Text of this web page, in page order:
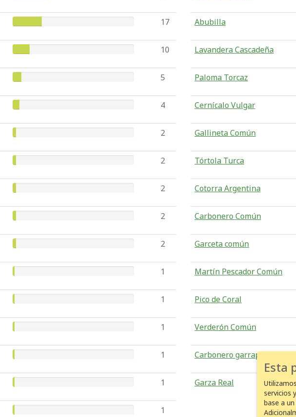
17
10
5
4
2
2
2
2
2
1
1
1
1
1
1
Abubilla
Lavandera Cascadeña
Paloma Torcaz
Cernícalo Vulgar
Gallineta Común
Tórtola Turca
Cotorra Argentina
Carbonero Común
Garceta común
Martín Pescador Común
Pico de Coral
Verderón Común
Carbonero garrapinos
Garza Real
Esta
servicios
base a